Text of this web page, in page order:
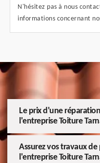
N'hésitez pas à nous
informations concernant
Le prix d'une
l'entreprise Toiture
Assurez vos travaux
l'entreprise Toiture